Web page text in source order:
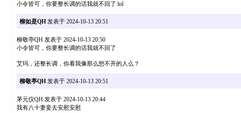
小令皆可，你要整长调的话我就不回了:lol
柳如是QH发表于 2024-10-13 20:51
柳敬亭QH 发表于 2024-10-13 20:50
小令皆可，你要整长调的话我就不回了
艾玛，还整长调，你看我像那么想不开的人么？
柳敬亭QH发表于 2024-10-13 20:51
茅元仪QH 发表于 2024-10-13 20:44
我有八十妻妾去安慰安慰